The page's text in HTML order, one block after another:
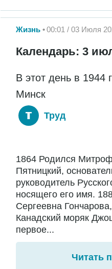
Жизнь 00:01 / 03 Июля
Календарь: 3
В этот день в 1944
Минск
Труд
1864 Родился
Пятницкий,
руководитель
носящего его имя.
Сергеевна
Канадский моряк
первое...
Читать